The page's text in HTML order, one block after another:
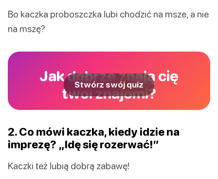
Bo kaczka proboszczka lubi chodzić na msze, a nie
na mszę?
Jak dobrze znają cię
twoi znajomi?
Stwórz swój quiz
2. Co mówi kaczka, kiedy idzie na
imprezę? „Idę się rozerwać!”
Kaczki też lubią dobrą zabawę!